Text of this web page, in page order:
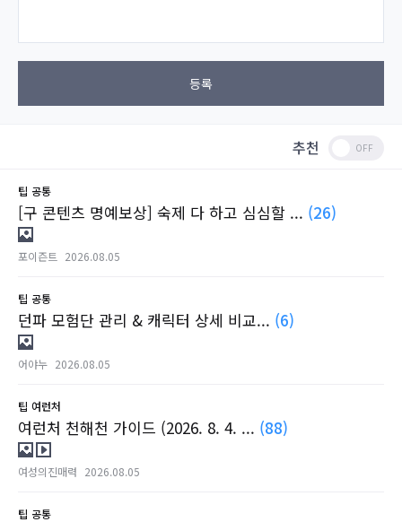
등록
추천
팁 공통
[구 콘텐츠 명예보상] 숙제 다 하고 심심할 ... (26)
포이즌트 2026.08.05
팁 공통
던파 모험단 관리 & 캐릭터 상세 비교... (6)
어야누 2026.08.05
팁 여런처
여런처 천해천 가이드 (2026. 8. 4. ... (88)
여성의진매력 2026.08.05
팁 공통